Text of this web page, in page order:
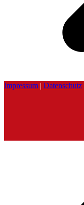
Impressum | Datenschutz